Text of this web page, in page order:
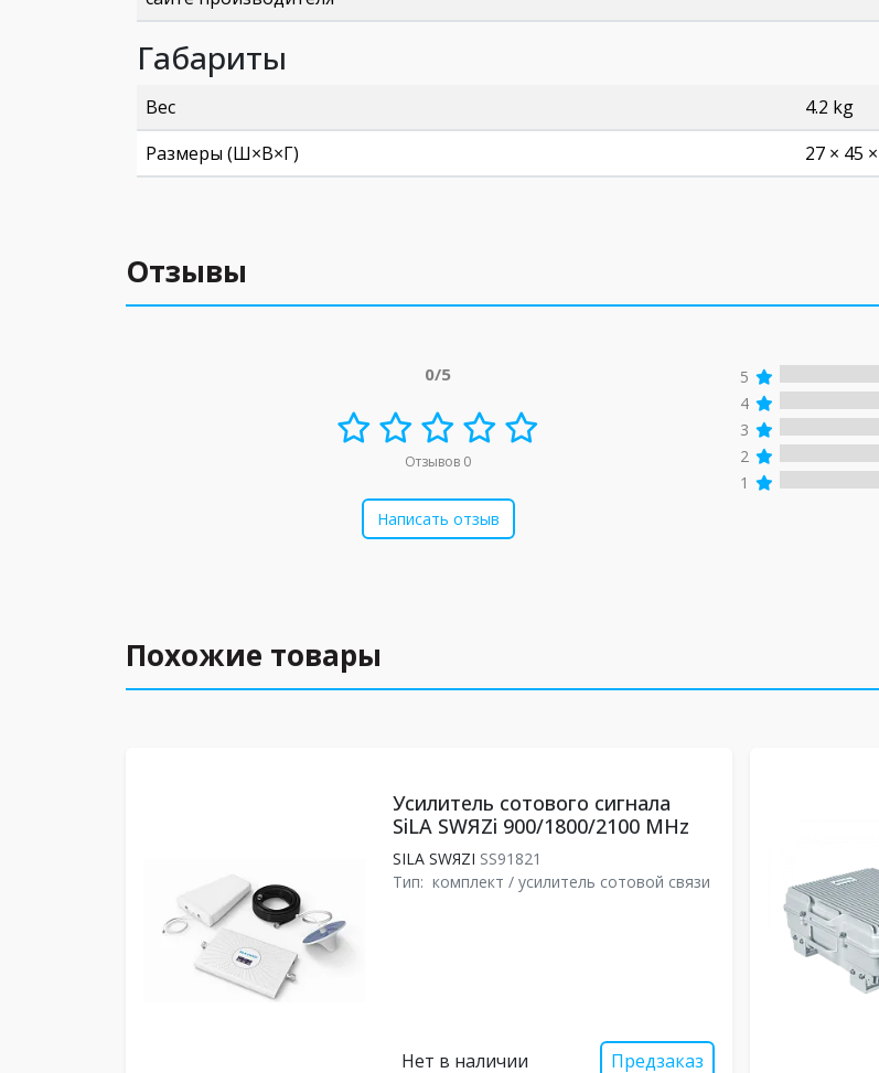
Габариты
Вес
4.2 kg
Размеры (Ш×В×Г)
27 × 45
Отзывы
0/5
Отзывов 0
Написать отзыв
5
4
3
2
1
Похожие товары
Усилитель сотового сигнала
SiLA SWЯZi 900/1800/2100 MHz
SILA SWЯZI SS91821
Тип: комплект / усилитель сотовой связи
Нет в наличии Предзаказ